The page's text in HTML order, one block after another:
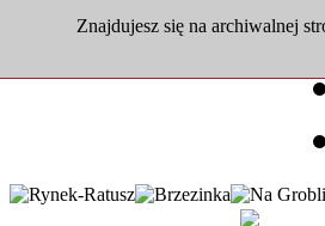
Znajdujesz się na archiwalnej